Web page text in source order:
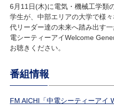
研究・教員Navi
受験生 在
企業・研究者
アクセス
キャンパスマップ
6月11日(木)に電気・機械工学類
学生が、中部エリアの大学で様
代リーダー達の未来へ踏み出す
電シーティーアイWelcome
お聴きください。
番組情報
FM AICHI「中電シーティーアイ